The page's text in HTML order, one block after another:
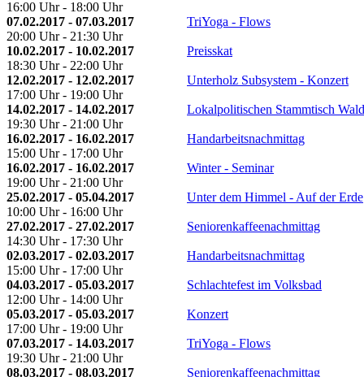
16:00 Uhr - 18:00 Uhr
07.02.2017 - 07.03.2017
20:00 Uhr - 21:30 Uhr
TriYoga - Flows
10.02.2017 - 10.02.2017
18:30 Uhr - 22:00 Uhr
Preisskat
12.02.2017 - 12.02.2017
17:00 Uhr - 19:00 Uhr
Unterholz Subsystem - Konzert
14.02.2017 - 14.02.2017
19:30 Uhr - 21:00 Uhr
Lokalpolitischen Stammtisch
16.02.2017 - 16.02.2017
15:00 Uhr - 17:00 Uhr
Handarbeitsnachmittag
16.02.2017 - 16.02.2017
19:00 Uhr - 21:00 Uhr
Winter - Seminar
25.02.2017 - 05.04.2017
10:00 Uhr - 16:00 Uhr
Unter dem Himmel - Auf der Erde
27.02.2017 - 27.02.2017
14:30 Uhr - 17:30 Uhr
Seniorenkaffeenachmittag
02.03.2017 - 02.03.2017
15:00 Uhr - 17:00 Uhr
Handarbeitsnachmittag
04.03.2017 - 05.03.2017
12:00 Uhr - 14:00 Uhr
Schlachtefest im Volksbad
05.03.2017 - 05.03.2017
17:00 Uhr - 19:00 Uhr
Konzert
07.03.2017 - 14.03.2017
19:30 Uhr - 21:00 Uhr
TriYoga - Flows
08.03.2017 - 08.03.2017
Seniorenkaffeenachmittag